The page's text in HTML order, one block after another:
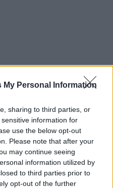
My Personal Information
sharing to third parties, or
information for
use the below opt-out
Please note that after your
may continue seeing
information utilized by
to third parties prior to
opt-out of the further